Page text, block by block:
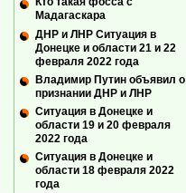
Мадагаскара
ДНР и ЛНР Ситуация в
Донецке и области 21 и 22
февраля 2022 года
Владимир Путин объявил о
признании ДНР и ЛНР
Ситуация в Донецке и
области 19 и 20 февраля
2022 года
Ситуация в Донецке и
области 18 февраля 2022
года